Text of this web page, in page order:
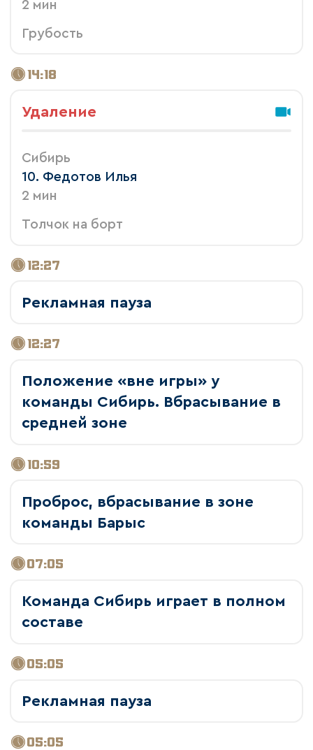
2 мин
Грубость
14:18
Удаление
Сибирь
10. Федотов Илья
2 мин
Толчок на борт
12:27
Рекламная пауза
12:27
Положение «вне игры» у
команды Сибирь. Вбрасывание в
средней зоне
10:59
Проброс, вбрасывание в зоне
команды Барыс
07:05
Команда Сибирь играет в полном
составе
05:05
Рекламная пауза
05:05